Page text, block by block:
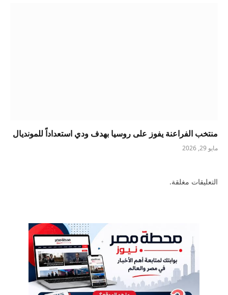
منتخب الفراعنة يفوز على روسيا بهدف ودي استعداداً للمونديال
مايو 29, 2026
التعليقات مغلقة.